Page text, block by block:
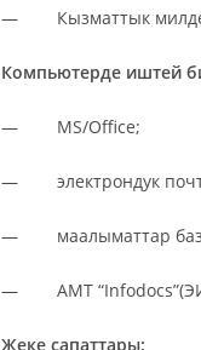
— Кызматтык
Компьютерде иштей
— MS/Office;
— электрондук
— маалыматтар
— АМТ
Жеке сапаттары: